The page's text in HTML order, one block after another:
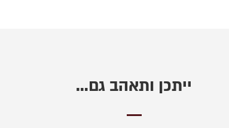
ייתכן ותאהב גם…